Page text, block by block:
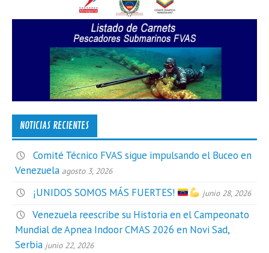
NOTICIAS RECIENTES
Comité Técnico FVAS sigue impulsando el Buceo en
Venezuela agosto 3, 2026
¡UNIDOS SOMOS MÁS FUERTES! junio 28, 2026
Venezuela reescribe su Historia en el Campeonato
Mundial de Apnea Indoor CMAS 2026 en Novi Sad,
Serbia junio 22, 2026